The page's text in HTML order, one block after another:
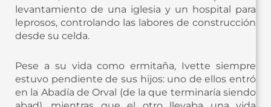
levantamiento de una iglesia y un hospital para
leprosos, controlando las labores de construcción
desde su celda.
Pese a su vida como ermitaña, Ivette siempre
estuvo pendiente de sus hijos: uno de ellos entró
en la Abadía de Orval (de la que terminaría siendo